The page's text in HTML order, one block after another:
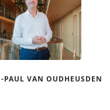
PAUL VAN OUDHEUSDEN